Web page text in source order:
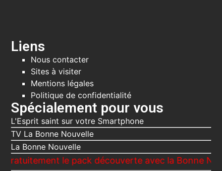
Liens
Nous contacter
Sites à visiter
Mentions légales
Politique de confidentialité
Spécialement pour vous
L'Esprit saint sur votre Smartphone
TV La Bonne Nouvelle
La Bonne Nouvelle
le pack découverte avec la Bonne